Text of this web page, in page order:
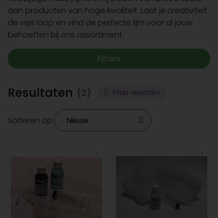
aan producten van hoge kwaliteit. Laat je creativiteit
de vrije loop en vind de perfecte lijm voor al jouw
behoeften bij ons assortiment.
Filters
Resultaten (2) Filter resetten
Sorteren op: